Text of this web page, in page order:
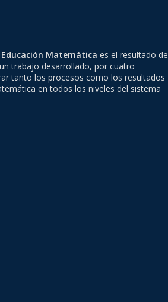
Matemática es el resultado de
trabajo desarrollado, por cuatro
tanto los procesos como los resultados
en todos los niveles del sistema